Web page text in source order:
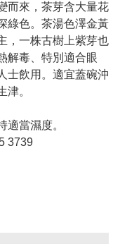
而來，茶芽含大量花
綠色。茶湯色澤金黃
，一株古樹上紫芽也
解毒、特別適合眼
士飲用。適宜蓋碗沖
津。
適當濕度。
3739